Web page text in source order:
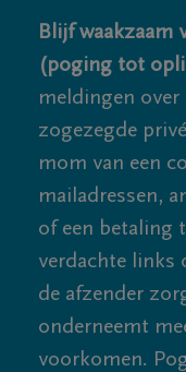
Blijf waakzaam
(poging tot
meldingen over
zogezegde
mom van een
mailadressen,
of een betaling
verdachte links
de afzender
onderneemt
voorkomen.